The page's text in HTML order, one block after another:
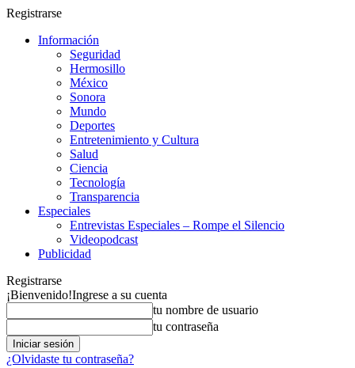
Registrarse
Información
Seguridad
Hermosillo
México
Sonora
Mundo
Deportes
Entretenimiento y Cultura
Salud
Ciencia
Tecnología
Transparencia
Especiales
Entrevistas Especiales – Rompe el Silencio
Videopodcast
Publicidad
Registrarse
¡Bienvenido!Ingrese a su cuenta
tu nombre de usuario
tu contraseña
¿Olvidaste tu contraseña?